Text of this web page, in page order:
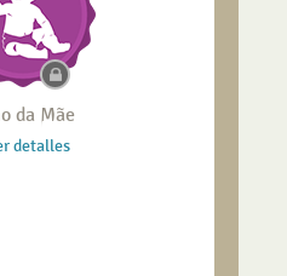
da Mãe
detalles